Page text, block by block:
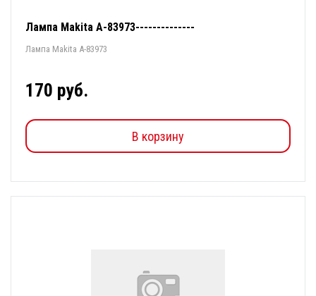
Лампа Makita A-83973--------------
Лампа Makita A-83973
170 руб.
В корзину